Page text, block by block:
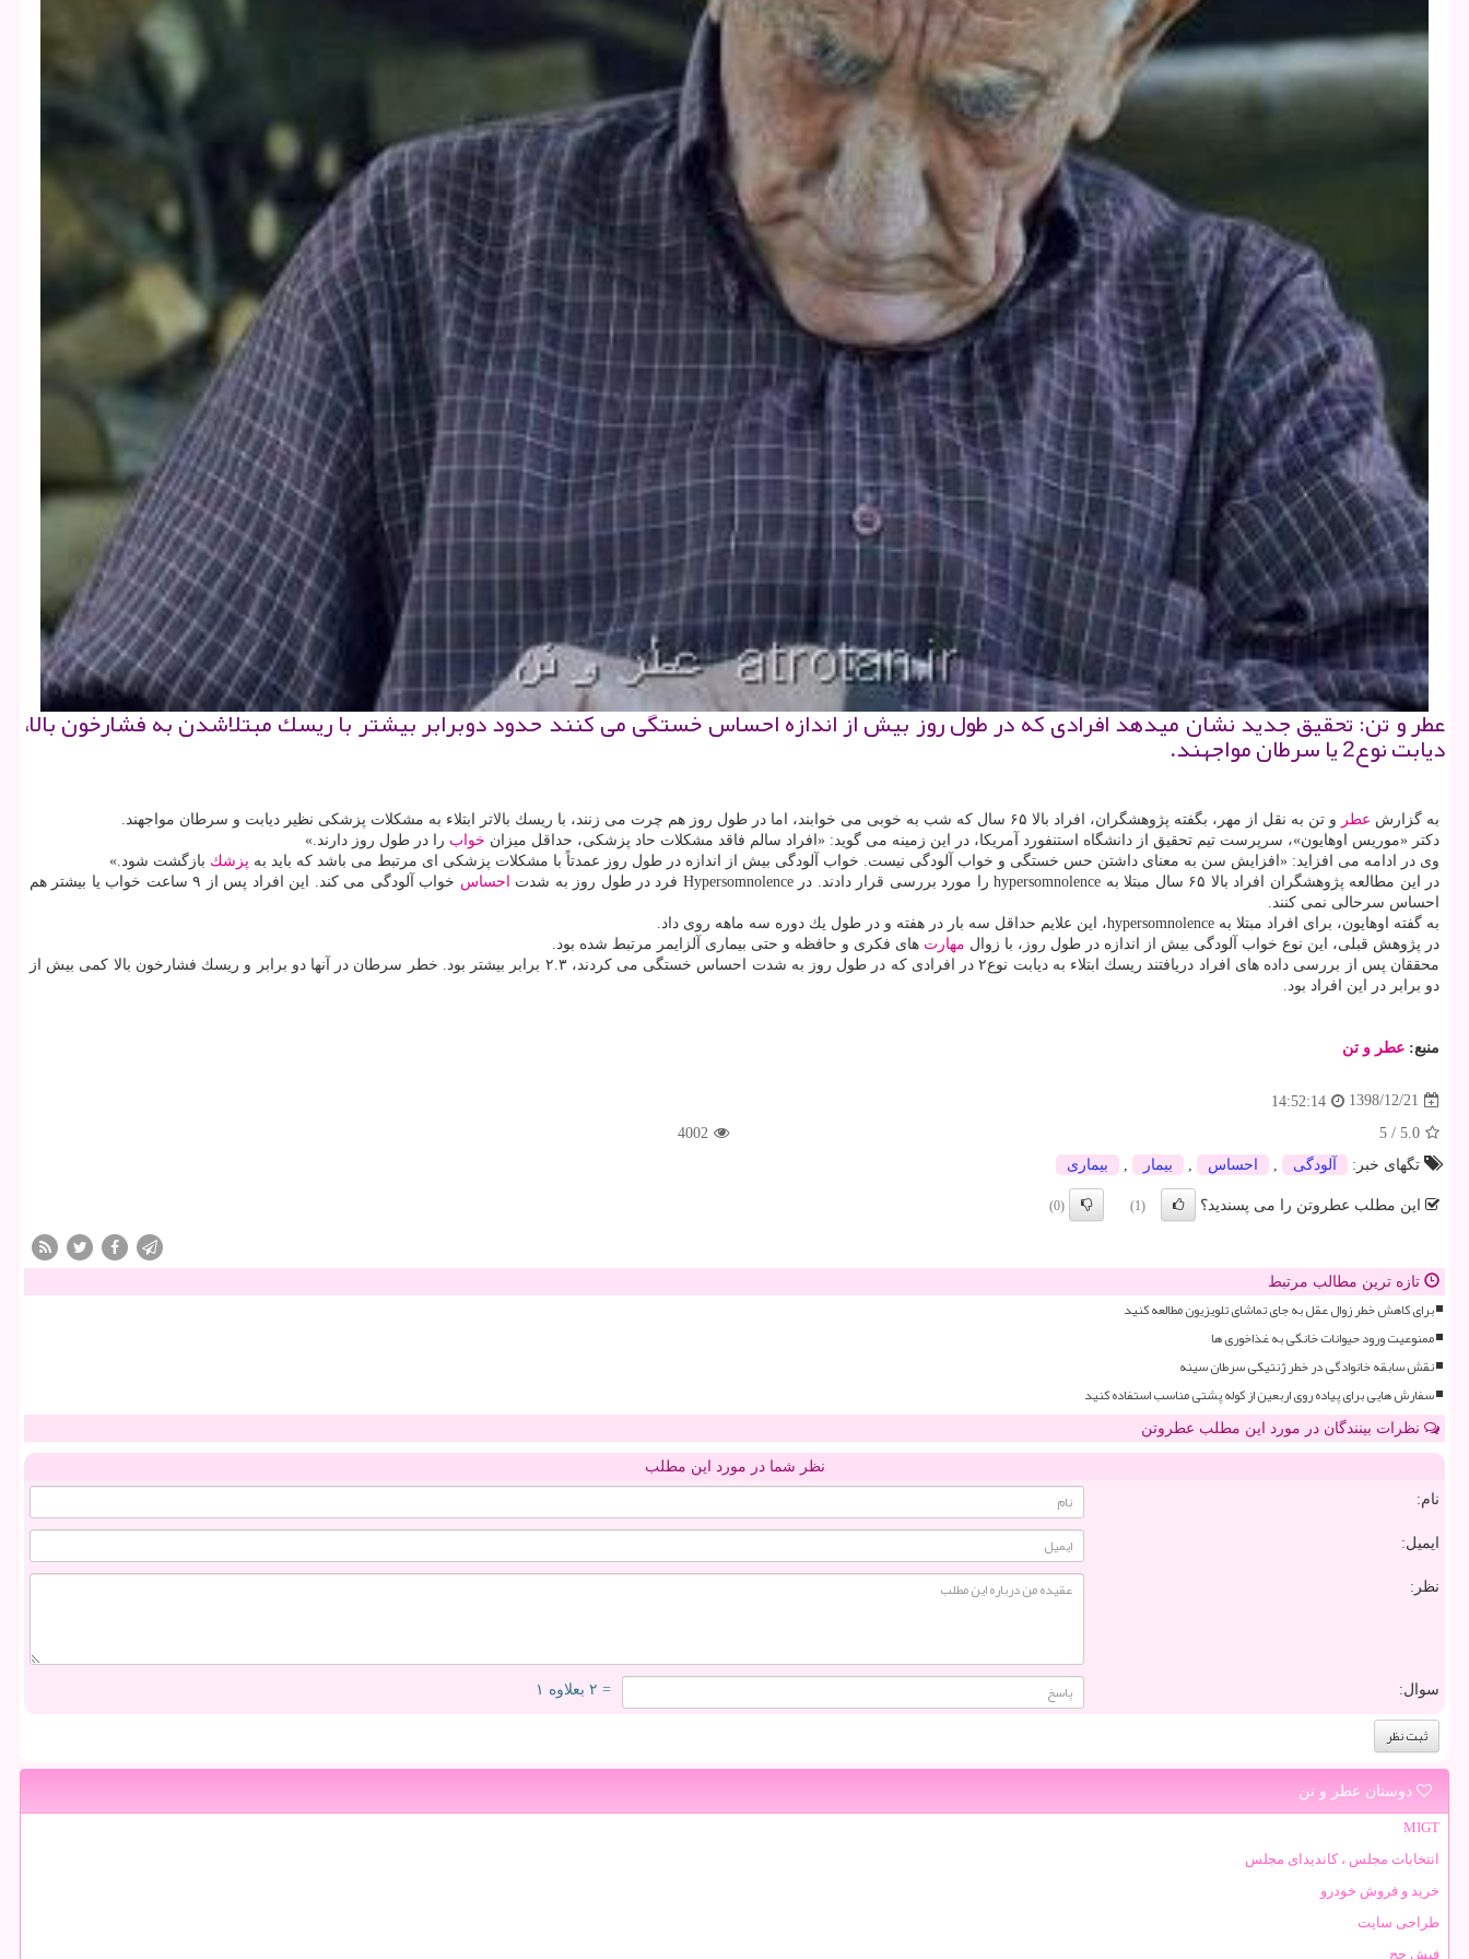
عطر و تن: تحقیق جدید نشان میدهد افرادی كه در طول روز بیش از اندازه احساس خستگی می كنند حدود دوبرابر بیشتر با ریسك مبتلاشدن به فشارخون بالا،
دیابت نوع2 یا سرطان مواجهند.
به گزارش عطر و تن به نقل از مهر، بگفته پژوهشگران، افراد بالا ۶۵ سال كه شب به خوبی می خوابند، اما در طول روز هم چرت می زنند، با ریسك بالاتر ابتلاء به مشكلات پزشكی نظیر دیابت و سرطان مواجهند.
دكتر «موریس اوهایون»، سرپرست تیم تحقیق از دانشگاه استنفورد آمریكا، در این زمینه می گوید: «افراد سالم فاقد مشكلات حاد پزشكی، حداقل میزان خواب را در طول روز دارند.»
وی در ادامه می افزاید: «افزایش سن به معنای داشتن حس خستگی و خواب آلودگی نیست. خواب آلودگی بیش از اندازه در طول روز عمدتاً با مشكلات پزشكی ای مرتبط می باشد كه باید به پزشك بازگشت شود.»
در این مطالعه پژوهشگران افراد بالا ۶۵ سال مبتلا به hypersomnolence را مورد بررسی قرار دادند. در Hypersomnolence فرد در طول روز به شدت
احساس
خواب آلودگی می كند. این افراد پس از ۹ ساعت خواب یا بیشتر هم
احساس سرحالی نمی كنند.
به گفته اوهایون، برای افراد مبتلا به hypersomnolence، این علایم حداقل سه بار در هفته و در طول یك دوره سه ماهه روی داد.
در پژوهش قبلی، این نوع خواب آلودگی بیش از اندازه در طول روز، با زوال مهارت های فكری و حافظه و حتی بیماری آلزایمر مرتبط شده بود.
محققان پس از بررسی داده های افراد دریافتند ریسك ابتلاء به دیابت نوع۲ در افرادی كه در طول روز به شدت احساس خستگی می كردند، ۲.۳ برابر بیشتر بود. خطر سرطان در آنها دو برابر و ریسك فشارخون بالا كمی بیش از
دو برابر در این افراد بود.
منبع: عطر و تن
1398/12/21
14:52:14
5.0
/
5
4002
تگهای خبر:
آلودگی , احساس , بیمار , بیماری
این مطلب عطروتن را می پسندید؟ (1)
(0)
تازه ترین مطالب مرتبط
برای کاهش خطر زوال عقل به جای تماشای تلویزیون مطالعه کنید
ممنوعیت ورود حیوانات خانگی به غذاخوری ها
نقش سابقه خانوادگی در خطر ژنتیکی سرطان سینه
سفارش هایی برای پیاده روی اربعین از کوله پشتی مناسب استفاده کنید
نظرات بینندگان در مورد این مطلب عطروتن
نظر شما در مورد این مطلب
نام:
ایمیل:
نظر:
سوال: = ۲ بعلاوه ۱
دوستان عطر و تن
MIGT
انتخابات مجلس ، کاندیدای مجلس
خرید و فروش خودرو
طراحی سایت
فیش حج